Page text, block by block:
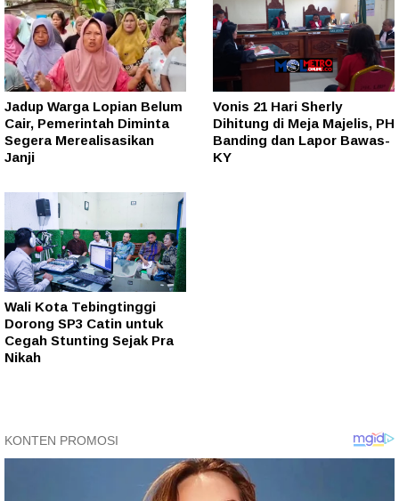
Jadup Warga Lopian Belum
Cair, Pemerintah Diminta
Segera Merealisasikan
Janji
Vonis 21 Hari Sherly
Dihitung di Meja Majelis, PH
Banding dan Lapor Bawas-
KY
Wali Kota Tebingtinggi
Dorong SP3 Catin untuk
Cegah Stunting Sejak Pra
Nikah